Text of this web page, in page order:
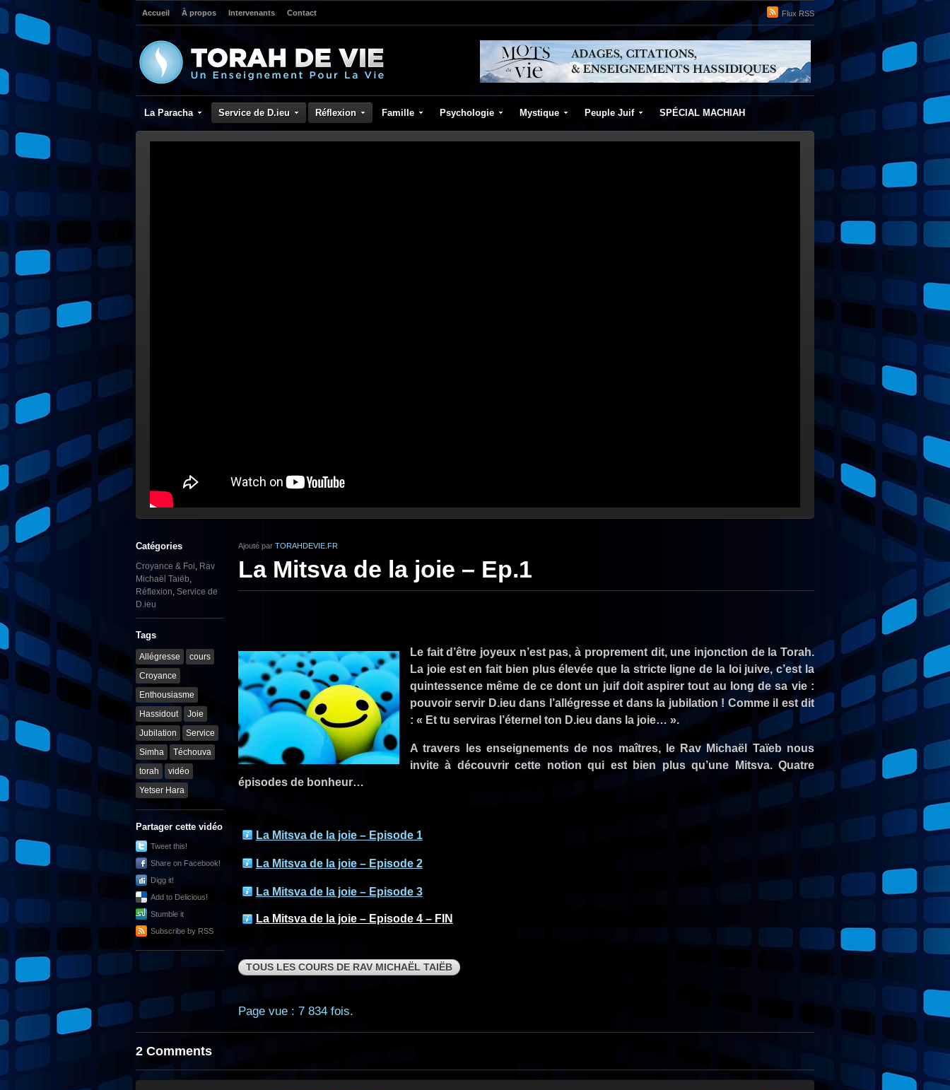
Flux RSS
Accueil À propos Intervenants Contact
La Paracha Service de D.ieu Réflexion Famille Psychologie Mystique Peuple Juif SPÉCIAL MACHIAH
Catégories
Croyance & Foi, Rav
Michaël Taiëb,
Réflexion, Service de
D.ieu
Tags
Allégresse
cours
Croyance
Enthousiasme
Hassidout
Joie
Jubilation
Service
Simha
Téchouva
torah
vidéo
Yetser Hara
Partager cette vidéo
Tweet this!
Share on Facebook!
Digg it!
Add to Delicious!
Stumble it
Subscribe by RSS
Ajouté par TORAHDEVIE.FR
La Mitsva de la joie – Ep.1
Le fait d’être joyeux n’est pas, à proprement dit, une injonction de la Torah.
La joie est en fait bien plus élevée que la stricte ligne de la loi juive, c’est la
quintessence même de ce dont un juif doit aspirer tout au long de sa vie :
pouvoir servir D.ieu dans l’allégresse et dans la jubilation ! Comme il est dit
: « Et tu serviras l’éternel ton D.ieu dans la joie… ».
A travers les enseignements de nos maîtres, le Rav Michaël Taïeb nous
invite à découvrir cette notion qui est bien plus qu’une Mitsva. Quatre
épisodes de bonheur…
La Mitsva de la joie – Episode 1
La Mitsva de la joie – Episode 2
La Mitsva de la joie – Episode 3
La Mitsva de la joie – Episode 4 – FIN
TOUS LES COURS DE RAV MICHAËL TAIËB
Page vue : 7 834 fois.
2 Comments